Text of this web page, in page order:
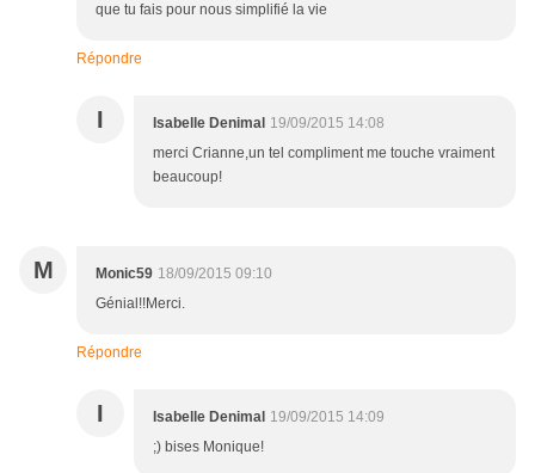
que tu fais pour nous simplifié la vie
Répondre
I Isabelle Denimal 19/09/2015 14:08
merci Crianne,un tel compliment me touche vraiment
beaucoup!
M Monic59 18/09/2015 09:10
Génial!!Merci.
Répondre
I Isabelle Denimal 19/09/2015 14:09
;) bises Monique!